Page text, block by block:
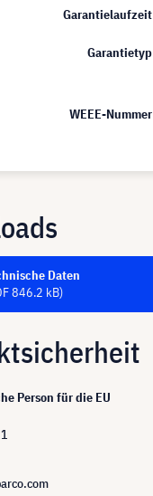
Garantielaufzeit
Garantietyp
WEEE-Nummer
Daten
846.2 kB)
Person für die EU